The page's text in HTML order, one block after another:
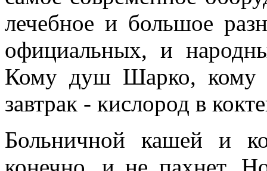
лечебное и большое
официальных, и
Кому душ Шарко, кому
завтрак - кислород в
Больничной кашей и